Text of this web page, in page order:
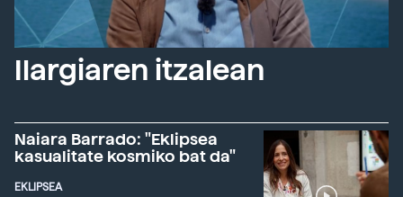
Ilargiaren itzalean
Naiara Barrado: "Eklipsea
kasualitate kosmiko bat da"
EKLIPSEA